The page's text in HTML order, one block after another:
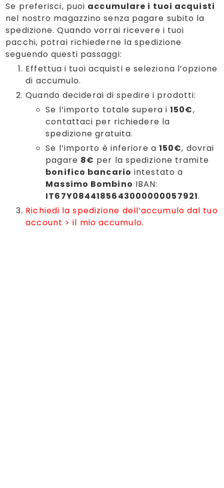
Se preferisci, puoi accumulare i tuoi acquisti
nel nostro magazzino senza pagare subito la
spedizione. Quando vorrai ricevere i tuoi
pacchi, potrai richiederne la spedizione
seguendo questi passaggi:
Effettua i tuoi acquisti e seleziona l’opzione
di accumulo.
Quando deciderai di spedire i prodotti:
Se l’importo totale supera i150€,
contattaci per richiedere la
spedizione gratuita.
Se l’importo è inferiore a 150€, dovrai
pagare 8€ per la spedizione tramite
bonifico bancario intestato a
Massimo Bombino IBAN:
IT67Y0844185643000000057921.
Richiedi la spedizione dell’accumulo dal tuo
account > il mio accumulo.